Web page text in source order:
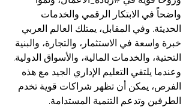
واضحاً في الابتكار الرقمي والخدمات
الحديثة. وفي المقابل، يمتلك العالم العربي
خبرة واسعة في الاستثمار، والتجارة، والبنية
التحتية، والخدمات المالية، والأسواق الدولية.
وعندما يلتقي التعليم الإداري الجيد مع هذه
الفرص، يمكن أن تظهر شراكات قوية تخدم
الطرفين وتدعم التنمية المستدامة.